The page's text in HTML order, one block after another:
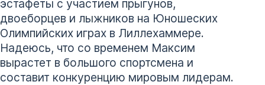
эстафеты с участием прыгунов,
двоеборцев и лыжников на Юношеских
Олимпийских играх в Лиллехаммере.
Надеюсь, что со временем Максим
вырастет в большого спортсмена и
составит конкуренцию мировым лидерам.